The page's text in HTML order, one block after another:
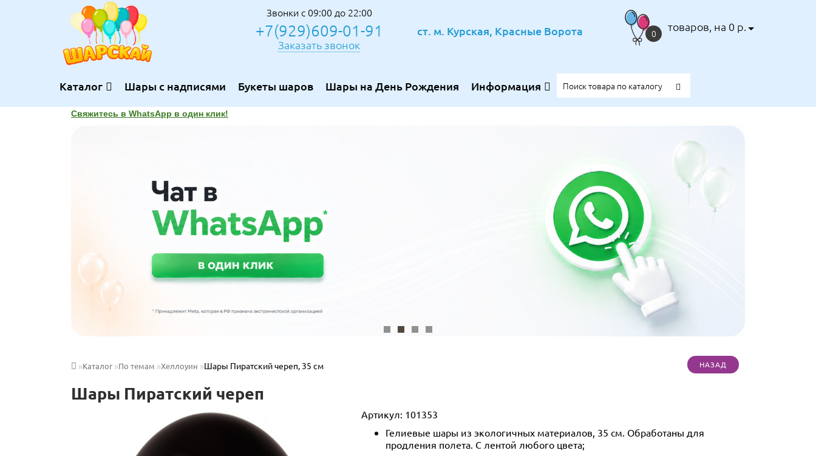
Звонки с 09:00 до 22:00
+7(929)609-01-91
Заказать звонок
ст. м. Курская, Красные Ворота 0 товаров, на 0 р.
Каталог Шары с надписями Букеты шаров Шары на День Рождения Информация
Свяжитесь в WhatsApp в один клик!
Каталог По темам Хеллоуин Шары Пиратский череп, 35 см
Шары Пиратский череп
Артикул: 101353
Гелиевые шары из экологичных материалов, 35 см. Обработаны для
продления полета. С лентой любого цвета;